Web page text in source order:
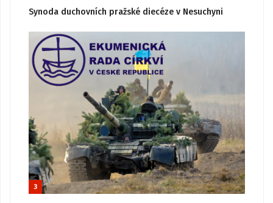
Synoda duchovních pražské diecéze v Nesuchyni
3